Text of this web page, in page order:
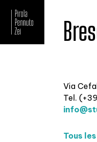
Via
Tel.
Tous